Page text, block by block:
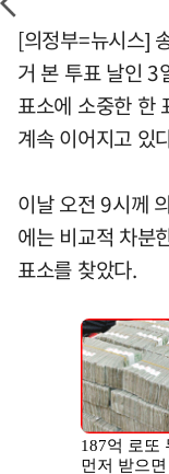
[의정부=뉴시스]
거 본 투표 날인 3
표소에 소중한 한
계속 이어지고 있
이날 오전 9시께
에는 비교적 차분
표소를 찾았다.